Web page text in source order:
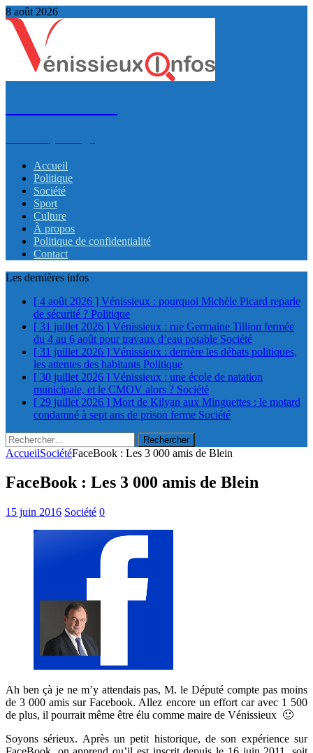
8 août 2026
Accueil
Politique
Société
Sport
Culture
À propos
Politique de confidentialité
Contact
Les dernières infos
[ 4 août 2026 ] Vénissieux : pourquoi Michèle Picard reparle
de sécurité ? Politique
[ 31 juillet 2026 ] Vénissieux : rue Germaine Tillion fermée
du 4 au 6 août pour travaux d’eau potable Société
[ 31 juillet 2026 ] Vénissieux : derrière les débats politiques,
les attentes des habitants Politique
[ 30 juillet 2026 ] Vénissieux : une école de natation
municipale, et le CMOV alors ? Société
[ 29 juillet 2026 ] Mort de Kilyan aux Minguettes : le motard
condamné à sept ans de prison ferme Société
Rechercher :
AccueilSociétéFaceBook : Les 3 000 amis de Blein
FaceBook : Les 3 000 amis de Blein
15 juin 2016 Société 0
Ah ben çà je ne m’y attendais pas, M. le Député compte pas moins
de 3 000 amis sur Facebook. Allez encore un effort car avec 1 500
de plus, il pourrait même être élu comme maire de Vénissieux 🙂
Soyons sérieux. Après un petit historique, de son expérience sur